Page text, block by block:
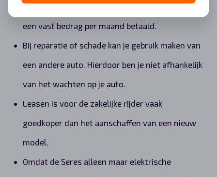
operational leasecontract. Dit houdt in dat je
een vast bedrag per maand betaald.
Bij reparatie of schade kan je gebruik maken van
een andere auto. Hierdoor ben je niet afhankelijk
van het wachten op je auto.
Leasen is voor de zakelijke rijder vaak
goedkoper dan het aanschaffen van een nieuw
model.
Omdat de Seres alleen maar elektrische